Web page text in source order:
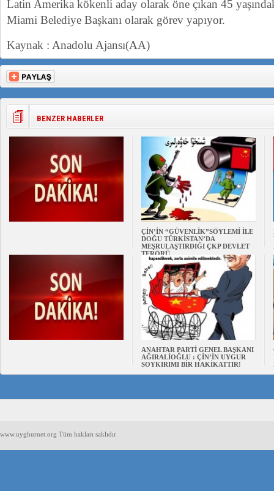
Latin Amerika kökenli aday olarak öne çıkan 45
Miami Belediye Başkanı olarak görev yapıyor.
Kaynak : Anadolu Ajansı(AA)
BENZER HABERLER
ÇİN’İN “GÜVENLİK”SÖYLEMİ İLE
DOĞU TÜRKİSTAN’DA
MEŞRULAŞTIRDIĞI ÇKP DEVLET
TERÖRÜ
ANAHTAR PARTİ GENEL BAŞKANI
AĞIRALİOĞLU : ÇİN’İN UYGUR
SOYKIRIMI BİR HAKİKATTIR!
www.uyghurnet.org Tüm hakları saklıdır